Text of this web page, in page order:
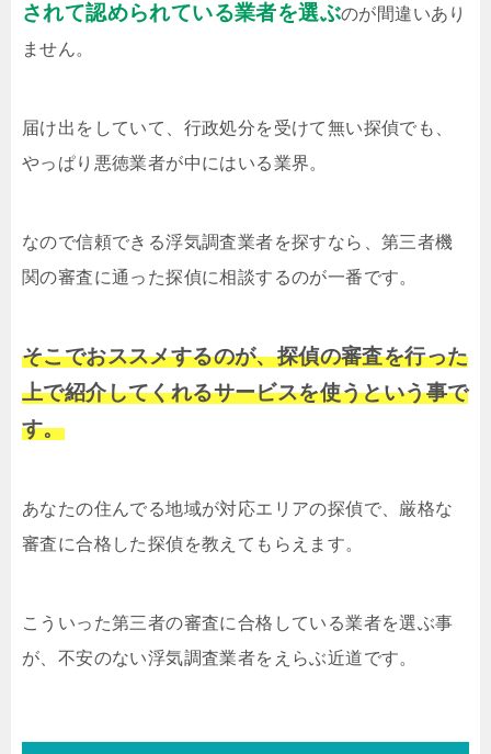
されて認められている業者を選ぶのが間違いあり
ません。
届け出をしていて、行政処分を受けて無い探偵でも、
やっぱり悪徳業者が中にはいる業界。
なので信頼できる浮気調査業者を探すなら、第三者機
関の審査に通った探偵に相談するのが一番です。
そこでおススメするのが、探偵の審査を行った
上で紹介してくれるサービスを使うという事で
す。
あなたの住んでる地域が対応エリアの探偵で、厳格な
審査に合格した探偵を教えてもらえます。
こういった第三者の審査に合格している業者を選ぶ事
が、不安のない浮気調査業者をえらぶ近道です。